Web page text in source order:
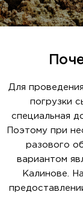
Для
погрузки
специальная
Поэтому при
разового
вариантом
Калинове.